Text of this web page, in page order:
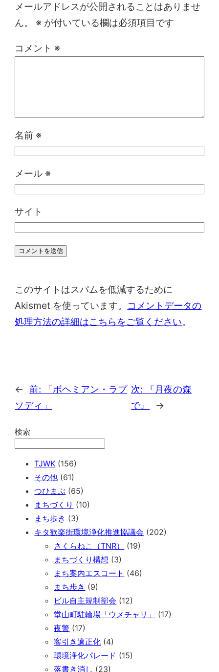
メールアドレスが公開されることはありませ
ん。
※ が付いている欄は必須項目です
コメント ※
名前 ※
メール ※
サイト
このサイトはスパムを低減するために
Akismet を使っています。
コメントデータの
処理方法の詳細はこちらをご覧ください。
← 前:
「ボヘミアン・ラプ
ソディ」
次:
『月夜の森
で』
→
検索
TJWK (156)
その他 (61)
つひまぶ (65)
まちづくり (10)
まち歩き (3)
キタ歓楽街環境浄化推進協議会 (202)
さくらねこ（TNR）
(19)
まちづくり構想 (3)
まち案内エスコート (46)
まち歩き (9)
ビル自主規制部会 (12)
堂山町駐輪場「ウメチャリ」
(17)
夜警 (17)
客引き適正化 (4)
環境浄化パレード (15)
落書き消し (23)